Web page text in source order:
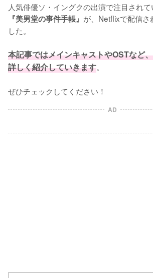
人気俳優ソ・イングクの出演で注目され
『美男堂の事件手帳』 が、Netflixで配信さ
した。
本記事ではメインキャストやOSTなど
詳しく紹介していきます。
ぜひチェックしてください！
AD